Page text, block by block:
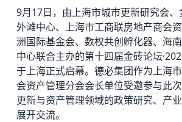
9月17日，由上海市城市更新研究会
外滩中心、上海市工商联房地产商会
洲国际基金会、数权共创孵化器、海
中心联合主办的第十四届金砖论坛
于上海正式启幕。德必集团作为上海
会资产管理分会会长单位受邀参与此
更新与资产管理领域的政策研究、产
展开交流。